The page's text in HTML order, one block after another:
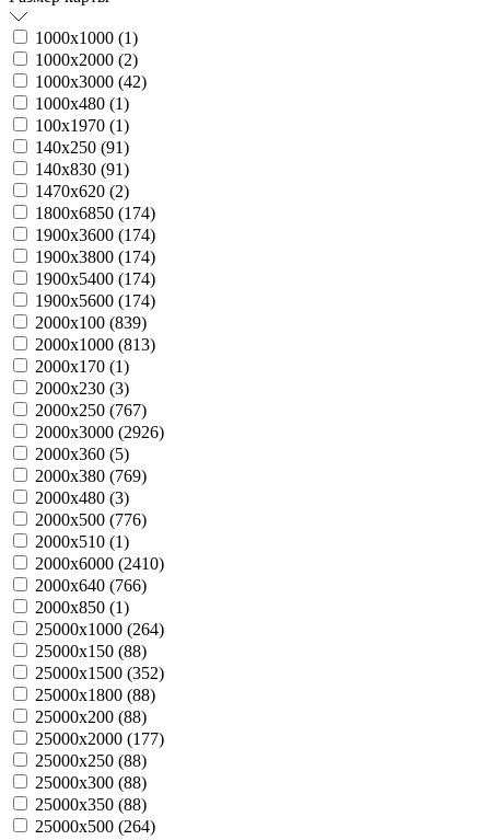
1000х1000 (1)
1000х2000 (2)
1000х3000 (42)
1000х480 (1)
100х1970 (1)
140х250 (91)
140х830 (91)
1470х620 (2)
1800х6850 (174)
1900х3600 (174)
1900х3800 (174)
1900х5400 (174)
1900х5600 (174)
2000х100 (839)
2000х1000 (813)
2000х170 (1)
2000х230 (3)
2000х250 (767)
2000х3000 (2926)
2000х360 (5)
2000х380 (769)
2000х480 (3)
2000х500 (776)
2000х510 (1)
2000х6000 (2410)
2000х640 (766)
2000х850 (1)
25000х1000 (264)
25000х150 (88)
25000х1500 (352)
25000х1800 (88)
25000х200 (88)
25000х2000 (177)
25000х250 (88)
25000х300 (88)
25000х350 (88)
25000х500 (264)